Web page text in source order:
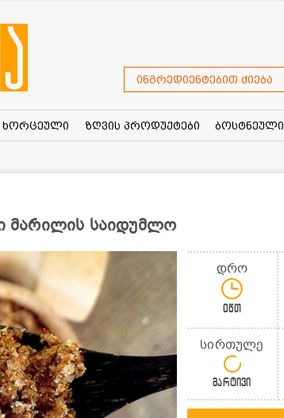
ინგრედიენტებით ძიება
ხორცეული ზღვის პროდუქტები ბოსტნეული
მარილის საიდუმლო
დრო
0წთ
სირთულე
მარტივი